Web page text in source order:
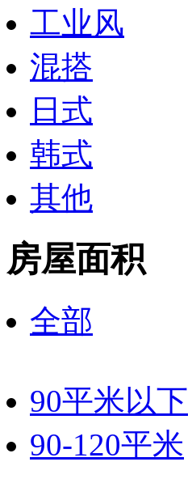
工业风
混搭
日式
韩式
其他
房屋面积
全部
90平米以下
90-120平米